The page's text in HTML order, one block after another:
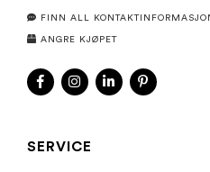
FINN ALL
ANGRE KJØPET
SERVICE